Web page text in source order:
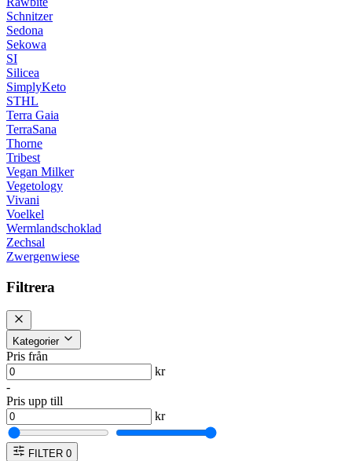
Schnitzer
Sedona
Sekowa
SI
Silicea
SimplyKeto
STHL
Terra Gaia
TerraSana
Thorne
Tribest
Vegan Milker
Vegetology
Vivani
Voelkel
Wermlandschoklad
Zechsal
Zwergenwiese
Filtrera
Kategorier
Pris från
kr
-
Pris upp till
kr
FILTER 0